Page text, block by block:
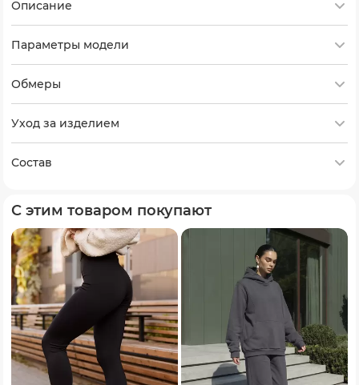
Описание
Параметры модели
Обмеры
Уход за изделием
Состав
С этим товаром покупают